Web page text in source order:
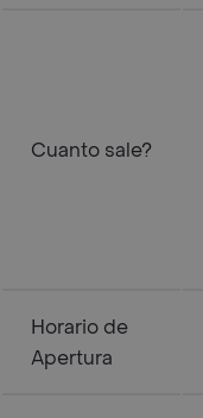
Cuanto sale?
Horario de
Apertura